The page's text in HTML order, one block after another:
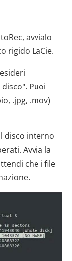
avvialo
rigido LaCie.
Puoi
.jpg, .mov)
disco interno
Avvia la
che i file